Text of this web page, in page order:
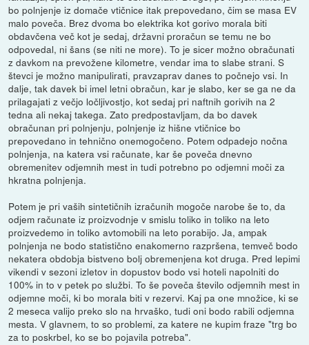
bo polnjenje iz domače vtičnice itak prepovedano, čim se masa EV
malo poveča. Brez dvoma bo elektrika kot gorivo morala biti
obdavčena več kot je sedaj, državni proračun se temu ne bo
odpovedal, ni šans (se niti ne more). To je sicer možno obračunati
z davkom na prevožene kilometre, vendar ima to slabe strani. S
števci je možno manipulirati, pravzaprav danes to počnejo vsi. In
dalje, tak davek bi imel letni obračun, kar je slabo, ker se ga ne da
prilagajati z večjo ločljivostjo, kot sedaj pri naftnih gorivih na 2
tedna ali nekaj takega. Zato predpostavljam, da bo davek
obračunan pri polnjenju, polnjenje iz hišne vtičnice bo
prepovedano in tehnično onemogočeno. Potem odpadejo nočna
polnjenja, na katera vsi računate, kar še poveča dnevno
obremenitev odjemnih mest in tudi potrebno po odjemni moči za
hkratna polnjenja.
Potem je pri vaših sintetičnih izračunih mogoče narobe še to, da
odjem računate iz proizvodnje v smislu toliko in toliko na leto
proizvedemo in toliko avtomobili na leto porabijo. Ja, ampak
polnjenja ne bodo statistično enakomerno razpršena, temveč bodo
nekatera obdobja bistveno bolj obremenjena kot druga. Pred lepimi
vikendi v sezoni izletov in dopustov bodo vsi hoteli napolniti do
100% in to v petek po službi. To še poveča število odjemnih mest in
odjemne moči, ki bo morala biti v rezervi. Kaj pa one množice, ki se
2 meseca valijo preko slo na hrvaško, tudi oni bodo rabili odjemna
mesta. V glavnem, to so problemi, za katere ne kupim fraze "trg bo
za to poskrbel, ko se bo pojavila potreba".